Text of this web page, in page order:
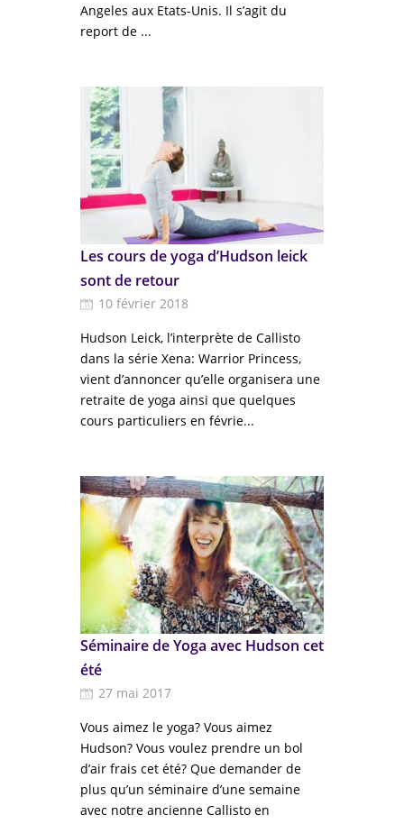
Angeles aux Etats-Unis. Il s’agit du
report de ...
Les cours de yoga d’Hudson leick
sont de retour
10 février 2018
Hudson Leick, l’interprète de Callisto
dans la série Xena: Warrior Princess,
vient d’annoncer qu’elle organisera une
retraite de yoga ainsi que quelques
cours particuliers en févrie...
Séminaire de Yoga avec Hudson cet
été
27 mai 2017
Vous aimez le yoga? Vous aimez
Hudson? Vous voulez prendre un bol
d’air frais cet été? Que demander de
plus qu’un séminaire d’une semaine
avec notre ancienne Callisto en